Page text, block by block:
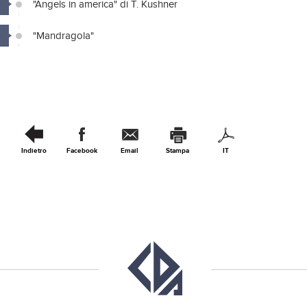
"Angels in america" di T. Kushner
"Mandragola"
Indietro Facebook Email Stampa IT